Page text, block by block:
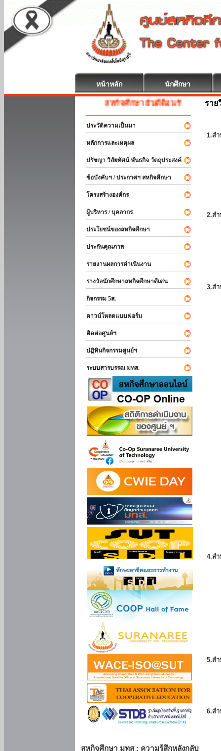
หน้าหลัก นักศึกษา
สหกิจศึกษา ยินดีต้อนรับ
ประวัติความเป็นมา
หลักการและเหตุผล
ปรัชญา วิสัยทัศน์ พันธกิจ วัตถุประสงค์
ข้อบังคับฯ / ประกาศฯ สหกิจศึกษา
โครงสร้างองค์กร
ผู้บริหาร / บุคลากร
ประโยชน์ของสหกิจศึกษา
ประกันคุณภาพ
รายงานผลการดำเนินงาน
รางวัลนักศึกษาสหกิจศึกษาดีเด่น
กิจกรรม 5ส.
ดาวน์โหลดแบบฟอร์ม
ติดต่อศูนย์ฯ
ปฏิทินกิจกรรมศูนย์ฯ
ระบบสารบรรณ มทส.
สหกิจศึกษา มทส : ความรู้สึกหลังกลับ
ราย
1.ส
2.ส
3.ส
4.ส
5.ส
6.ส